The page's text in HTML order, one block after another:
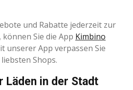
und Rabatte jederzeit zur
Sie die App Kimbino
unserer App verpassen Sie
Shops.
Läden in der Stadt